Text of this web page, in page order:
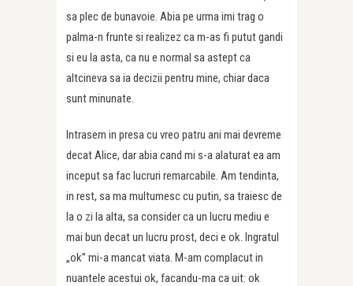
sa plec de bunavoie. Abia pe urma imi trag o
palma-n frunte si realizez ca m-as fi putut gandi
si eu la asta, ca nu e normal sa astept ca
altcineva sa ia decizii pentru mine, chiar daca
sunt minunate.
Intrasem in presa cu vreo patru ani mai devreme
decat Alice, dar abia cand mi s-a alaturat ea am
inceput sa fac lucruri remarcabile. Am tendinta,
in rest, sa ma multumesc cu putin, sa traiesc de
la o zi la alta, sa consider ca un lucru mediu e
mai bun decat un lucru prost, deci e ok. Ingratul
„ok” mi-a mancat viata. M-am complacut in
nuantele acestui ok, facandu-ma ca uit: ok